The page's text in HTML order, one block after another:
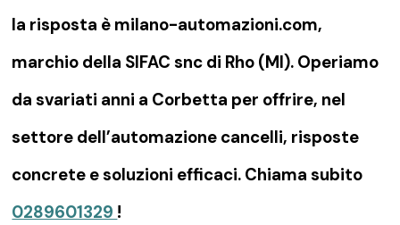
la risposta è milano-automazioni.com,
marchio della SIFAC snc di Rho (MI). Operiamo
da svariati anni a Corbetta per offrire, nel
settore dell’automazione cancelli, risposte
concrete e soluzioni efficaci. Chiama subito
0289601329 !